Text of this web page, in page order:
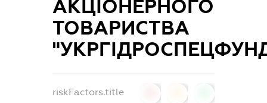
АКЦІОНЕРНОГО
ТОВАРИСТВА
riskFactors.title